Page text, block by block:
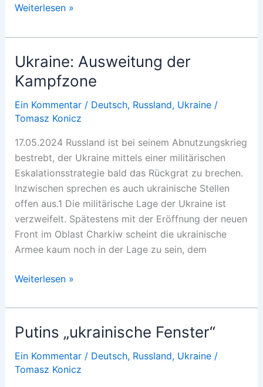
Zum
Krieg
Weiterlesen »
Ukraine: Ausweitung der
Kampfzone
Ein Kommentar / Deutsch, Russland, Ukraine/
Tomasz Konicz
17.05.2024 Russland ist bei seinem Abnutzungskrieg
bestrebt, der Ukraine mittels einer militärischen
Eskalationsstrategie bald das Rückgrat zu brechen.
Inzwischen sprechen es auch ukrainische Stellen
offen aus.1 Die militärische Lage der Ukraine ist
verzweifelt. Spätestens mit der Eröffnung der neuen
Front im Oblast Charkiw scheint die ukrainische
Armee kaum noch in der Lage zu sein, dem
Ukraine:
der
Kampfzone
Weiterlesen »
Putins „ukrainische Fenster“
Ein Kommentar / Deutsch, Russland, Ukraine/
Tomasz Konicz